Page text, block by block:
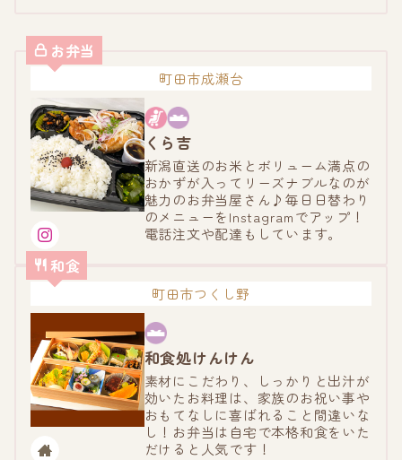
お弁当
町田市成瀬台
くら吉
新潟直送のお米とボリューム満点の
おかずが入ってリーズナブルなのが
魅力のお弁当屋さん♪毎日日替わり
のメニューをInstagramでアップ！
電話注文や配達もしています。
和食
町田市つくし野
和食処けんけん
素材にこだわり、しっかりと出汁が
効いたお料理は、家族のお祝い事や
おもてなしに喜ばれること間違いな
し！お弁当は自宅で本格和食をいた
だけると人気です！